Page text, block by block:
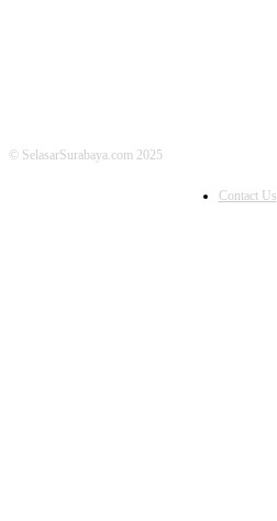
© SelasarSurabaya.com 2025
Contact Us